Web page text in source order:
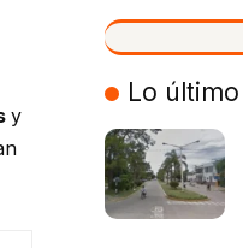
y
VIVO
Lo último